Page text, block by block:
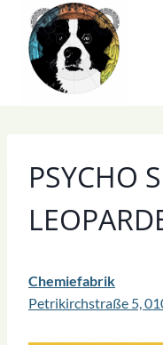
Inhalt
springen
PSYCHO
Chemiefabrik
Petrikirchstraße 5,